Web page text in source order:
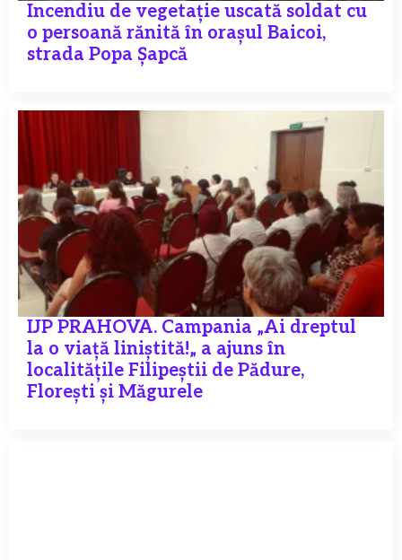
Incendiu de vegetație uscată soldat cu
o persoană rănită în orașul Baicoi,
strada Popa Șapcă
IJP PRAHOVA. Campania „Ai dreptul
la o viață liniștită!„ a ajuns în
localitățile Filipeștii de Pădure,
Florești și Măgurele